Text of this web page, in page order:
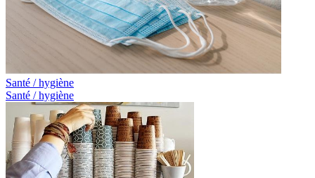
Santé / hygiène
Santé / hygiène